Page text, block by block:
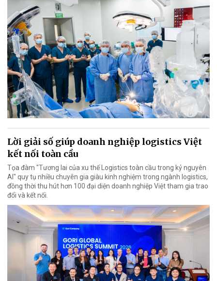
Lời giải số giúp doanh nghiệp logistics Việt
kết nối toàn cầu
Tọa đàm "Tương lai của xu thế Logistics toàn cầu trong kỷ nguyên
AI" quy tụ nhiều chuyên gia giàu kinh nghiệm trong ngành logistics,
đồng thời thu hút hơn 100 đại diện doanh nghiệp Việt tham gia trao
đổi và kết nối.